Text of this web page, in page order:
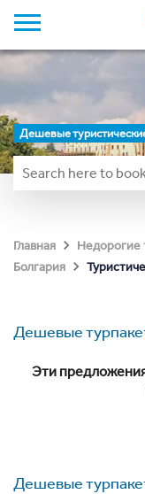
Дешевые
Главная Недорогие
Болгария
Дешевые
Эти
Дешевые